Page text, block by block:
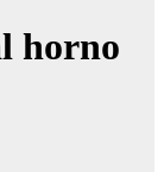
horno